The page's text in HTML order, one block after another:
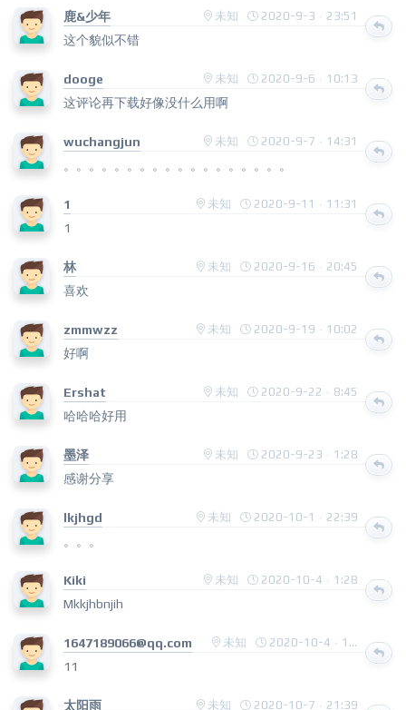
鹿&少年 未知 2020-9-3 · 23:51
这个貌似不错
dooge 未知 2020-9-6 · 10:13
这评论再下载好像没什么用啊
wuchangjun 未知 2020-9-7 · 14:31
。。。。。。。。。。。。。。。。。。
1 未知 2020-9-11 · 11:31
1
林 未知 2020-9-16 · 20:45
喜欢
zmmwzz 未知 2020-9-19 · 10:02
好啊
Ershat 未知 2020-9-22 · 8:45
哈哈哈好用
墨泽 未知 2020-9-23 · 1:28
感谢分享
lkjhgd 未知 2020-10-1 · 22:39
。。。
Kiki 未知 2020-10-4 · 1:28
Mkkjhbnjih
1647189066@qq.com 未知 2020-10-4 · 12:26
11
太阳雨 未知 2020-10-7 · 21:39